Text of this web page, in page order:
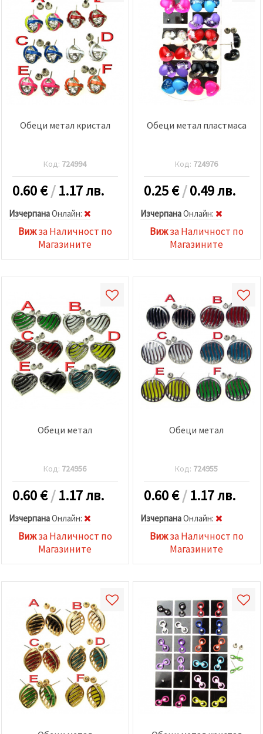
Обеци метал кристал
Код: 724994
0.60€/1.17 лв.
ИзчерпанаOнлайн:
Вижза Наличност по
Магазините
Обеци метал пластмаса
Код: 724976
0.25€/0.49 лв.
ИзчерпанаOнлайн:
Вижза Наличност по
Магазините
Обеци метал
Код: 724956
0.60€/1.17 лв.
ИзчерпанаOнлайн:
Вижза Наличност по
Магазините
Обеци метал
Код: 724955
0.60€/1.17 лв.
ИзчерпанаOнлайн:
Вижза Наличност по
Магазините